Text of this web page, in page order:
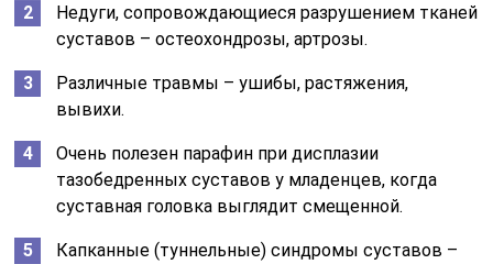
Недуги, сопровождающиеся разрушением тканей
суставов – остеохондрозы, артрозы.
Различные травмы – ушибы, растяжения,
вывихи.
Очень полезен парафин при дисплазии
тазобедренных суставов у младенцев, когда
суставная головка выглядит смещенной.
Капканные (туннельные) синдромы суставов –